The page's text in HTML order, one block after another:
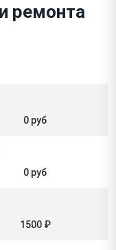
ремонта
0 руб
0 руб
1500 ₽